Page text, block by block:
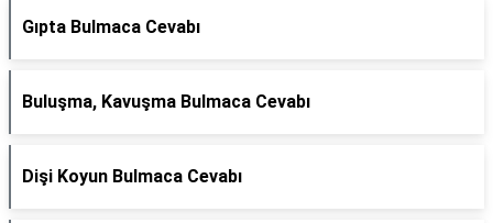
Gıpta Bulmaca Cevabı
Buluşma, Kavuşma Bulmaca Cevabı
Dişi Koyun Bulmaca Cevabı